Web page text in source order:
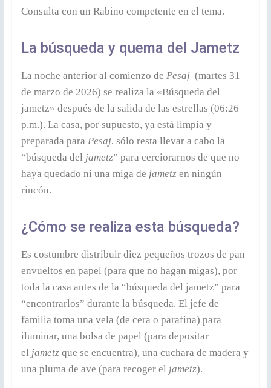
Consulta con un Rabino competente en el tema.
La búsqueda y quema del Jametz
La noche anterior al comienzo de Pesaj (martes 31
de marzo de 2026) se realiza la «Búsqueda del
jametz» después de la salida de las estrellas (06:26
p.m.). La casa, por supuesto, ya está limpia y
preparada para Pesaj, sólo resta llevar a cabo la
“búsqueda del jametz” para cerciorarnos de que no
haya quedado ni una miga de jametzen ningún
rincón.
¿Cómo se realiza esta búsqueda?
Es costumbre distribuir diez pequeños trozos de pan
envueltos en papel (para que no hagan migas), por
toda la casa antes de la “búsqueda del jametz” para
“encontrarlos” durante la búsqueda. El jefe de
familia toma una vela (de cera o parafina) para
iluminar, una bolsa de papel (para depositar
el jametzque se encuentra), una cuchara de madera y
una pluma de ave (para recoger el jametz).